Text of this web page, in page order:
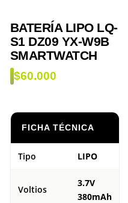
BATERÍA LIPO LQ-
S1 DZ09 YX-W9B
SMARTWATCH
$60.000
FICHA TÉCNICA
Tipo LIPO
Voltios
3.7V
380mAh